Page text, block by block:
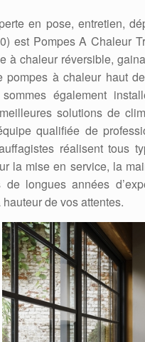
en pose, entretien,
est Pompes A Chaleur
à chaleur réversible,
pompes à chaleur haut
également
solutions de
qualifiée de
réalisent tous
la mise en service, la
de longues années
de vos attentes.